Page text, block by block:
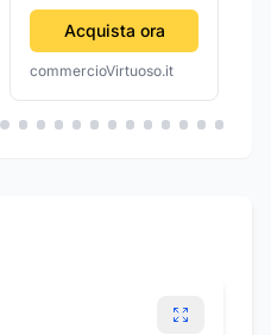
Acquista ora
commercioVirtuoso.it